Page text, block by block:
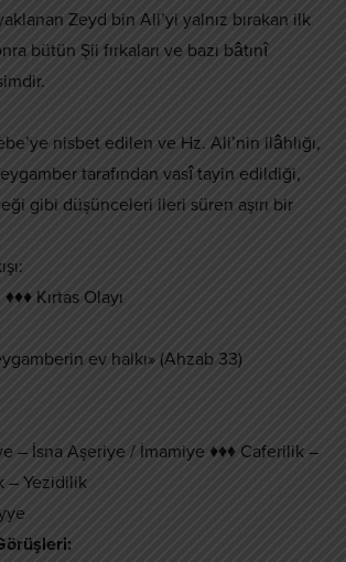
Zeyd bin Ali’yi yalnız bırakan ilk
bütün Şii fırkaları ve bazı bâtınî
nisbet edilen ve Hz. Ali’nin ilâhlığı,
tarafından vasî tayin edildiği,
gibi düşünceleri ileri süren aşırı bir
Kırtas Olayı
ev halkı» (Ahzab 33)
– İsna Aşeriye / İmamiye ♦♦♦ Caferilik –
– Yezidilik